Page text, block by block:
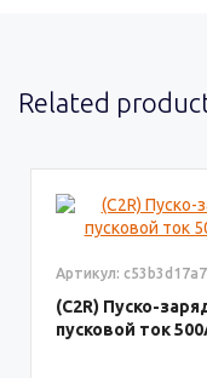
Related
Артикул:
(C2R) Пуско-
пусковой ток